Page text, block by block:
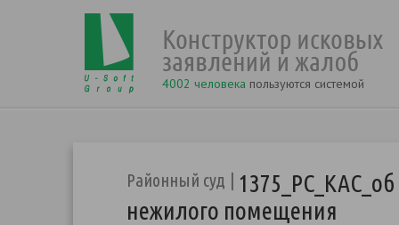
4002 человека пользуются системой
Районный суд
нежилого помещения